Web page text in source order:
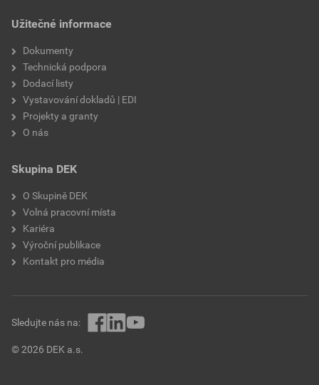
Užitečné informace
Dokumenty
Technická podpora
Dodací listy
Vystavování dokladů | EDI
Projekty a granty
O nás
Skupina DEK
O Skupině DEK
Volná pracovní místa
Kariéra
Výroční publikace
Kontakt pro média
© 2026 DEK a.s.
Sledujte nás na: